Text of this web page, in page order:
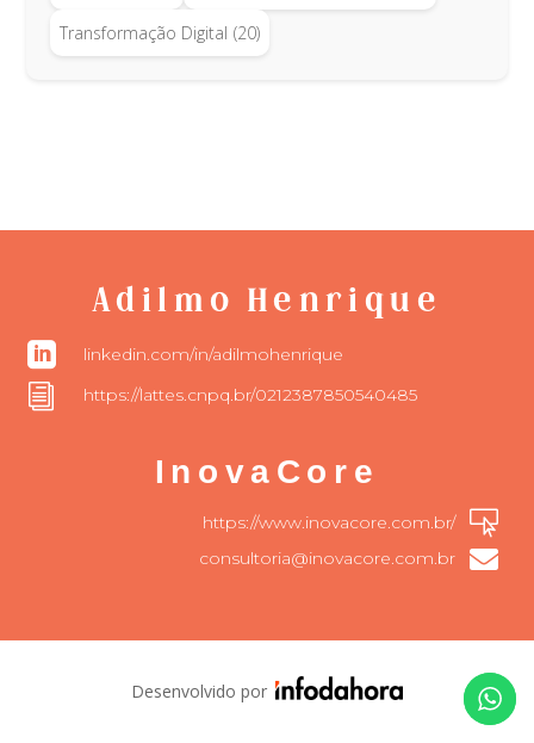
Transformação Digital (20)
Adilmo Henrique
 linkedin.com/in/adilmohenrique
i https://lattes.cnpq.br/0212387850540485
InovaCore

https://www.inovacore.com.br/

consultoria@inovacore.com.br
Desenvolvido por